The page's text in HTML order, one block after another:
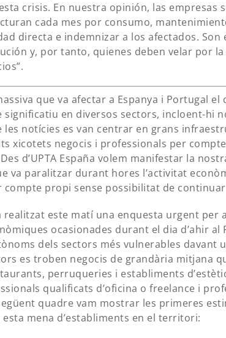
crisis. En nuestra opinión, las empresas
cada mes por consumo,
directa e indemnizar a los afectados. Son
y, por tanto, quienes deben velar por
que va afectar a Espanya i Portugal
significatiu en diversos sectors, incloent-hi
les notícies es van centrar en grans
xicotets negocis i professionals per
d’UPTA España volem manifestar la
va paralitzar durant hores l’activitat
propi sense possibilitat de
realitzat este matí una enquesta urgent
ocasionades durant el dia d’ahir al
dels sectors més vulnerables davant
es troben negocis de grandària mitjana
perruqueries i establiments
qualificats d’oficina o freelance i
quadre vam mostrar les primeres
esta mena d’establiments en el territori: